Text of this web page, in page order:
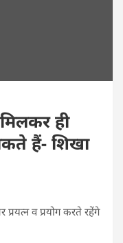
ही
हैं- शिखा
व प्रयोग करते रहेंगे